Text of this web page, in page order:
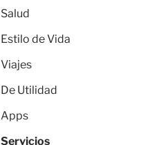
Salud
Estilo de Vida
Viajes
De Utilidad
Apps
Servicios